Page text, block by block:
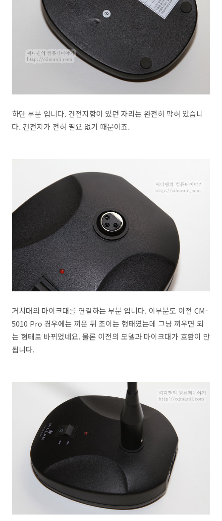
하단 부분 입니다. 건전지함이 있던 자리는 완전히 막혀 있습니
다. 건전지가 전혀 필요 없기 때문이죠.
거치대의 마이크대를 연결하는 부분 입니다. 이부분도 이전 CM-
5010 Pro 경우에는 끼운 뒤 조이는 형태였는데 그냥 끼우면 되
는 형태로 바뀌었네요. 물론 이전의 모델과 마이크대가 호환이 안
됩니다.